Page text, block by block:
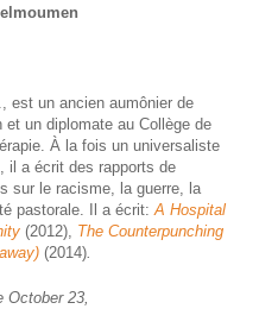
est un ancien aumônier de
et un diplomate au Collège de
À la fois un universaliste
il a écrit des rapports de
sur le racisme, la guerre, la
pastorale. Il a écrit: A Hospital
(2012), The Counterpunching
(2014).
October 23,